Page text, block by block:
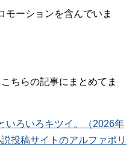
モーションを含んでいま
ちらの記事にまとめてま
いろいろキツイ。（2026年
投稿サイトのアルファポリ